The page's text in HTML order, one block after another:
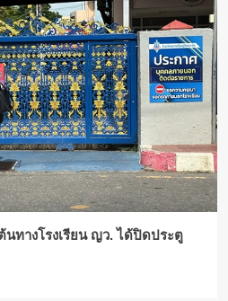
ทางโรงเรียน ญว. ได้ปิดประตู